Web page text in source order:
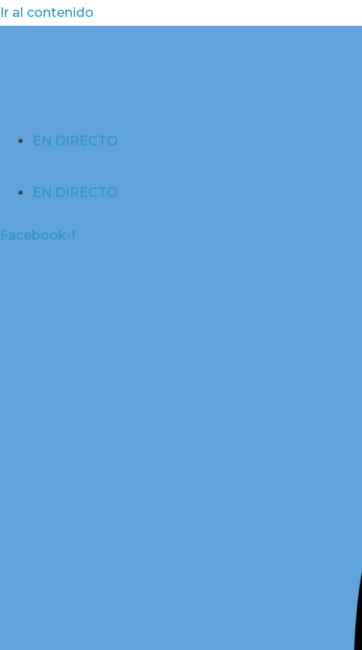
Ir al contenido
EN DIRECTO
EN DIRECTO
Facebook-f